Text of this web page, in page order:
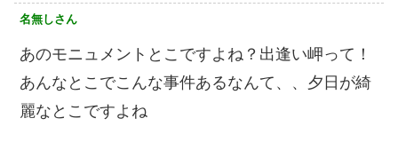
名無しさん
あのモニュメントとこですよね？出逢い岬って！
あんなとこでこんな事件あるなんて、、夕日が綺
麗なとこですよね